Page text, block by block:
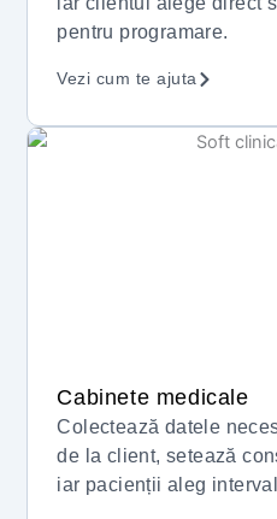
pentru programare.
Vezi cum te ajuta
Cabinete medicale
Colectează datele
de la client, setează
iar pacienții aleg